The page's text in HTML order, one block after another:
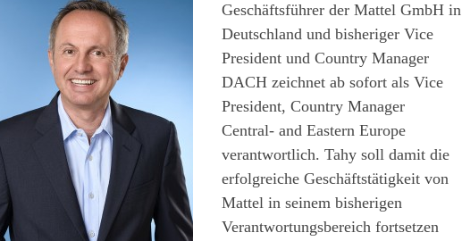
Geschäftsführer der Mattel GmbH in
Deutschland und bisheriger Vice
President und Country Manager
DACH zeichnet ab sofort als Vice
President, Country Manager
Central- and Eastern Europe
verantwortlich. Tahy soll damit die
erfolgreiche Geschäftstätigkeit von
Mattel in seinem bisherigen
Verantwortungsbereich fortsetzen